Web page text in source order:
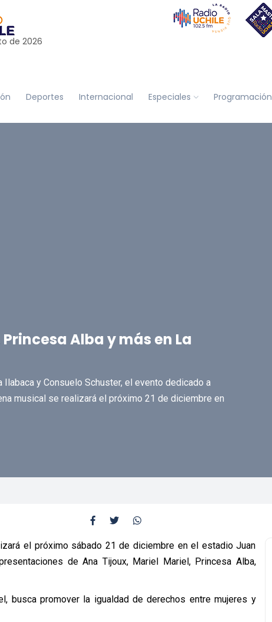
de 2026
Deportes Internacional Especiales Programación
Alba y más en La
y Consuelo Schuster, el evento dedicado a
musical se realizará el próximo 21 de diciembre en
el próximo sábado 21 de diciembre en el estadio Juan
de Ana Tijoux, Mariel Mariel, Princesa Alba,
busca promover la igualdad de derechos entre mujeres y